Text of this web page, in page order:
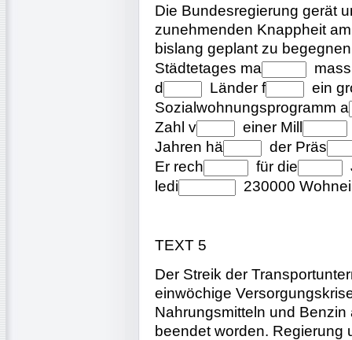
Die Bundesregierung gerät
zunehmenden Knappheit
bislang geplant zu
Städtetages ma
d
Länder f ein
Sozialwohnungsprogramm a
Zahl v einer Mill
Jahren hä der Präs
Er rech für die
ledi
230000
TEXT 5
Der Streik der
einwöchige
Nahrungsmitteln und
beendet worden. Regierung